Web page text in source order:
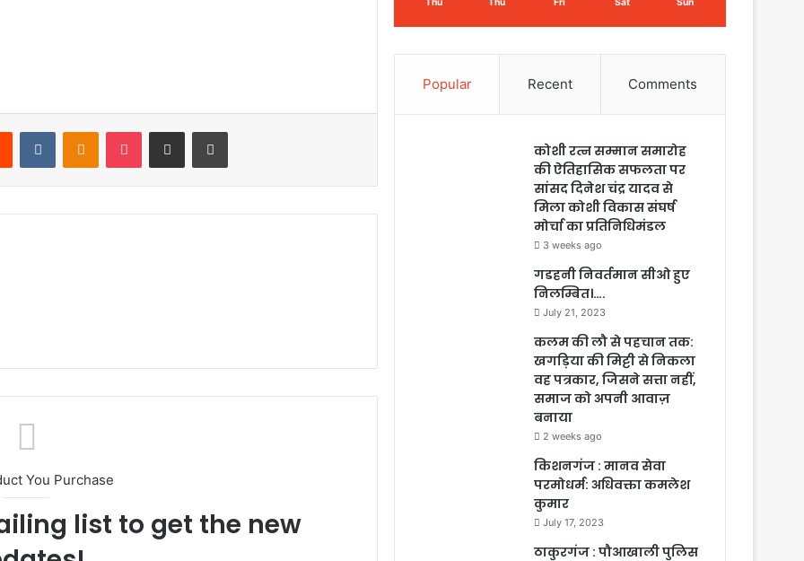
Reddit VKontakteOdnoklassniki
Pocket Share via Email Print
You Purchase
list to get the new
Popular Recent Comments
कोशी रत्न सम्मान समारोह
की ऐतिहासिक सफलता पर
सांसद दिनेश चंद्र यादव से
मिला कोशी विकास संघर्ष
मोर्चा का प्रतिनिधिमंडल
3 weeks ago
गडहनी निवर्तमान सीओ हुए
निलम्बित।….
July 21, 2023
कलम की लौ से पहचान तक:
खगड़िया की मिट्टी से निकला
वह पत्रकार, जिसने सत्ता नहीं,
समाज को अपनी आवाज़
बनाया
2 weeks ago
किशनगंज : मानव सेवा
परमोधर्म: अधिवक्ता कमलेश
कुमार
July 17, 2023
ठाकुरगंज : पौआखाली पुलिस